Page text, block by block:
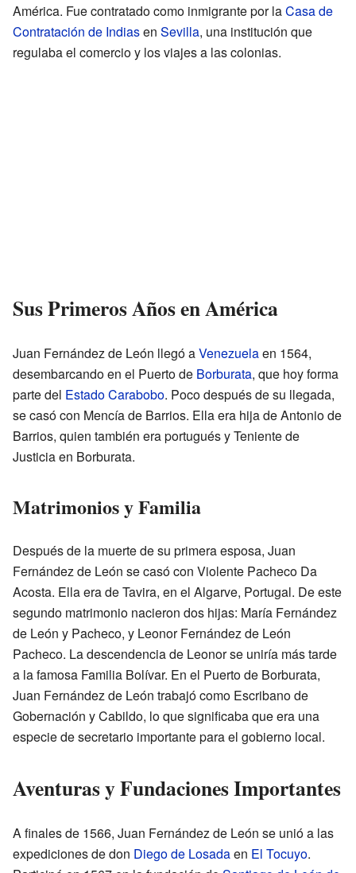
América. Fue contratado como inmigrante por laCasa de
Contratación de Indiasen Sevilla, una institución que
regulaba el comercio y los viajes a las colonias.
Sus Primeros Años en América
Juan Fernández de León llegó aVenezuelaen 1564,
desembarcando en el Puerto de Borburata, que hoy forma
parte del Estado Carabobo. Poco después de su llegada,
se casó con Mencía de Barrios. Ella era hija de Antonio de
Barrios, quien también era portugués y Teniente de
Justicia en Borburata.
Matrimonios y Familia
Después de la muerte de su primera esposa, Juan
Fernández de León se casó con Violente Pacheco Da
Acosta. Ella era de Tavira, en el Algarve, Portugal. De este
segundo matrimonio nacieron dos hijas: María Fernández
de León y Pacheco, y Leonor Fernández de León
Pacheco. La descendencia de Leonor se uniría más tarde
a la famosa Familia Bolívar. En el Puerto de Borburata,
Juan Fernández de León trabajó como Escribano de
Gobernación y Cabildo, lo que significaba que era una
especie de secretario importante para el gobierno local.
Aventuras y Fundaciones Importantes
A finales de 1566, Juan Fernández de León se unió a las
expediciones de don Diego de Losadaen El Tocuyo.